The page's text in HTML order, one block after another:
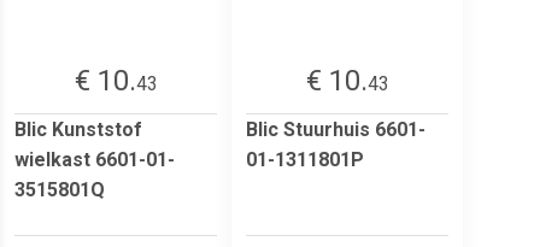
€ 10.43
Blic Kunststof
wielkast 6601-01-
3515801Q
€ 10.43
Blic Stuurhuis 6601-
01-1311801P